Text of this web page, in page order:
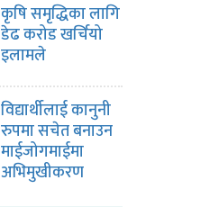
कृषि समृद्धिका लागि
डेढ करोड खर्चियो
इलामले
विद्यार्थीलाई कानुनी
रुपमा सचेत बनाउन
माईजोगमाईमा
अभिमुखीकरण